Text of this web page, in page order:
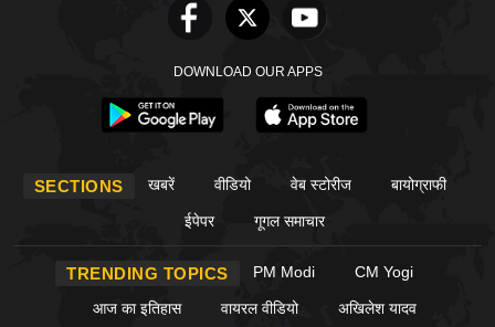
DOWNLOAD OUR APPS
SECTIONS खबरें वीडियो वेब स्टोरीज बायोग्राफी
ईपेपर गूगल समाचार
TRENDING TOPICS PM Modi CM Yogi
आज का इतिहास वायरल वीडियो अखिलेश यादव